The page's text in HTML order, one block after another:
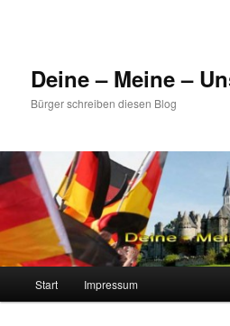
Deine – Meine –
Bürger schreiben diesen Blog
Start Impressum